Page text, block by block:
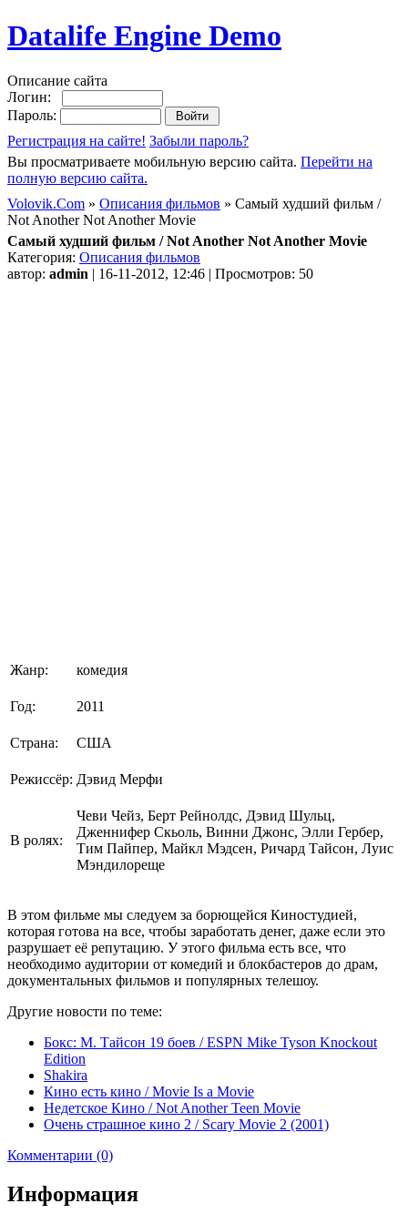
Datalife Engine Demo
Описание сайта
Логин:
Пароль:
Регистрация на сайте! Забыли пароль?
Вы просматриваете мобильную версию сайта. Перейти на
полную версию сайта.
Volovik.Com » Описания фильмов » Самый худший фильм /
Not Another Not Another Movie
Самый худший фильм / Not Another Not Another Movie
Категория: Описания фильмов
автор: admin | 16-11-2012, 12:46 | Просмотров: 50
Жанр: комедия
Год: 2011
Страна: США
Режиссёр: Дэвид Мерфи
В ролях:
Чеви Чейз, Берт Рейнолдс, Дэвид Шульц,
Дженнифер Скьоль, Винни Джонс, Элли Гербер,
Тим Пайпер, Майкл Мэдсен, Ричард Тайсон, Луис
Мэндилореще
В этом фильме мы следуем за борющейся Киностудией,
которая готова на все, чтобы заработать денег, даже если это
разрушает её репутацию. У этого фильма есть все, что
необходимо аудитории от комедий и блокбастеров до драм,
документальных фильмов и популярных телешоу.
Другие новости по теме:
Бокс: М. Тайсон 19 боев / ESPN Mike Tyson Knockout
Edition
Shakira
Кино есть кино / Movie Is a Movie
Недетское Кино / Not Another Teen Movie
Очень страшное кино 2 / Scary Movie 2 (2001)
Комментарии (0)
Информация